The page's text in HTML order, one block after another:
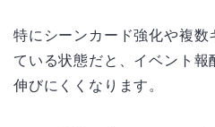
特にシーンカード強化や複数
ている状態だと、イベント
伸びにくくなります。